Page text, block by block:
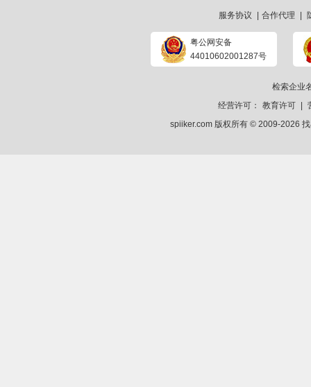
服务协议 合作代理
粤公网安备
44010602001287号
检索企业
经营许可：
教育许可
spiiker.com 版权所有 © 2009-2026